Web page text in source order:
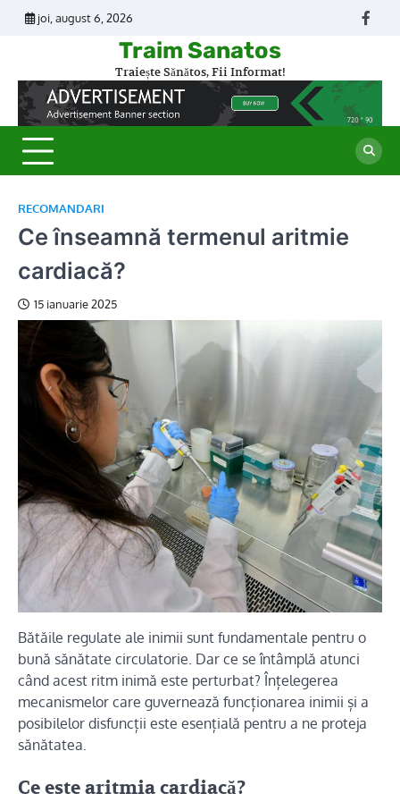
Skip
joi, august 6, 2026
Traim Sanatos
Traiește Sănătos, Fii Informat!
RECOMANDARI
Ce înseamnă termenul aritmie
cardiacă?
15 ianuarie 2025
Bătăile regulate ale inimii sunt fundamentale pentru o
bună sănătate circulatorie. Dar ce se întâmplă atunci
când acest ritm inimă este perturbat? Înțelegerea
mecanismelor care guvernează funcționarea inimii și a
posibilelor disfuncții este esențială pentru a ne proteja
sănătatea.
Ce este aritmia cardiacă?